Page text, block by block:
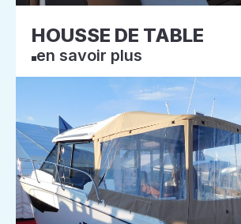
HOUSSE DE TABLE
en savoir plus